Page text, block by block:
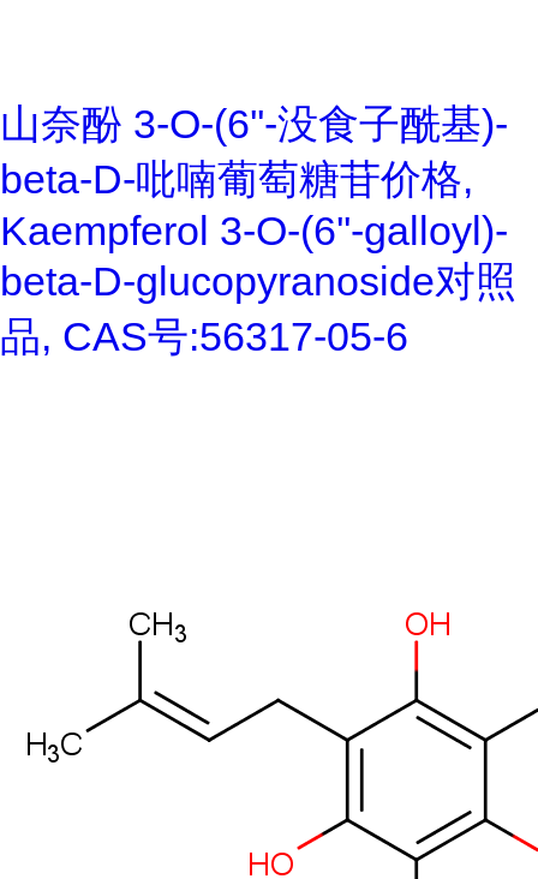
山奈酚 3-O-(6''-没食子酰基)-
beta-D-吡喃葡萄糖苷价格,
Kaempferol 3-O-(6''-galloyl)-
beta-D-glucopyranoside对照
品, CAS号:56317-05-6